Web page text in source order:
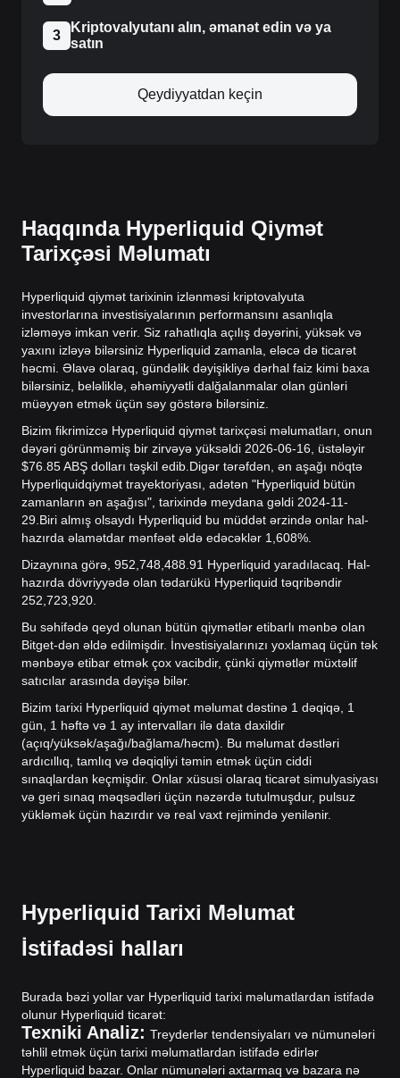
3
Kriptovalyutanı alın, əmanət edin və ya
satın
Qeydiyyatdan keçin
Haqqında Hyperliquid Qiymət
Tarixçəsi Məlumatı
Hyperliquid qiymət tarixinin izlənməsi kriptovalyuta
investorlarına investisiyalarının performansını asanlıqla
izləməyə imkan verir. Siz rahatlıqla açılış dəyərini, yüksək və
yaxını izləyə bilərsiniz Hyperliquid zamanla, eləcə də ticarət
həcmi. Əlavə olaraq, gündəlik dəyişikliyə dərhal faiz kimi baxa
bilərsiniz, beləliklə, əhəmiyyətli dalğalanmalar olan günləri
müəyyən etmək üçün səy göstərə bilərsiniz.
Bizim fikrimizcə Hyperliquid qiymət tarixçəsi məlumatları, onun
dəyəri görünməmiş bir zirvəyə yüksəldi 2026-06-16, üstələyir
$76.85 ABŞ dolları təşkil edib. Digər tərəfdən, ən aşağı nöqtə
Hyperliquidqiymət trayektoriyası, adətən "Hyperliquid bütün
zamanların ən aşağısı", tarixində meydana gəldi 2024-11-
29. Biri almış olsaydı Hyperliquid bu müddət ərzində onlar hal-
hazırda əlamətdar mənfəət əldə edəcəklər 1,608%.
Dizaynına görə, 952,748,488.91 Hyperliquid yaradılacaq. Hal-
hazırda dövriyyədə olan tədarükü Hyperliquid təqribəndir
252,723,920.
Bu səhifədə qeyd olunan bütün qiymətlər etibarlı mənbə olan
Bitget-dən əldə edilmişdir. İnvestisiyalarınızı yoxlamaq üçün tək
mənbəyə etibar etmək çox vacibdir, çünki qiymətlər müxtəlif
satıcılar arasında dəyişə bilər.
Bizim tarixi Hyperliquid qiymət məlumat dəstinə 1 dəqiqə, 1
gün, 1 həftə və 1 ay intervalları ilə data daxildir
(açıq/yüksək/aşağı/bağlama/həcm). Bu məlumat dəstləri
ardıcıllıq, tamlıq və dəqiqliyi təmin etmək üçün ciddi
sınaqlardan keçmişdir. Onlar xüsusi olaraq ticarət simulyasiyası
və geri sınaq məqsədləri üçün nəzərdə tutulmuşdur, pulsuz
yükləmək üçün hazırdır və real vaxt rejimində yenilənir.
Hyperliquid Tarixi Məlumat
İstifadəsi halları
Burada bəzi yollar var Hyperliquid tarixi məlumatlardan istifadə
olunur Hyperliquid ticarət:
Texniki Analiz: Treyderlər tendensiyaları və nümunələri
təhlil etmək üçün tarixi məlumatlardan istifadə edirlər
Hyperliquid bazar. Onlar nümunələri axtarmaq və bazara nə